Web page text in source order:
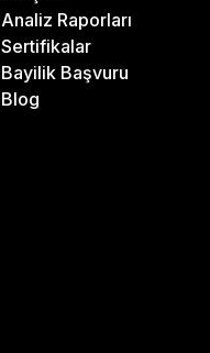
Analiz Raporları
Sertifikalar
Bayilik Başvuru
Blog